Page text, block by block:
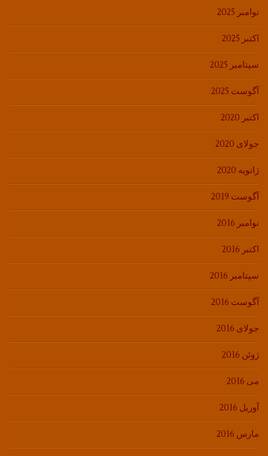
نوامبر 2025
اکتبر 2025
سپتامبر 2025
آگوست 2025
اکتبر 2020
جولای 2020
ژانویه 2020
آگوست 2019
نوامبر 2016
اکتبر 2016
سپتامبر 2016
آگوست 2016
جولای 2016
ژوئن 2016
می 2016
آوریل 2016
مارس 2016